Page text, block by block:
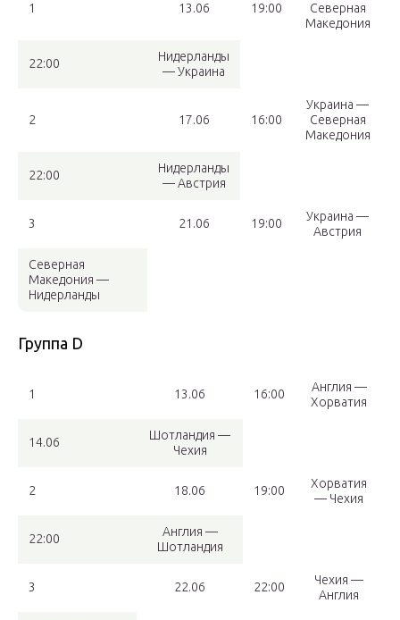
1 13.06 19:00
Северная
Македония
22:00
Нидерланды
— Украина
2 17.06 16:00
Украина —
Северная
Македония
22:00
Нидерланды
— Австрия
3 21.06 19:00
Украина —
Австрия
Северная
Македония —
Нидерланды
Группа D
1 13.06 16:00
Англия —
Хорватия
14.06
Шотландия —
Чехия
2 18.06 19:00
Хорватия
— Чехия
22:00
Англия —
Шотландия
3 22.06 22:00
Чехия —
Англия